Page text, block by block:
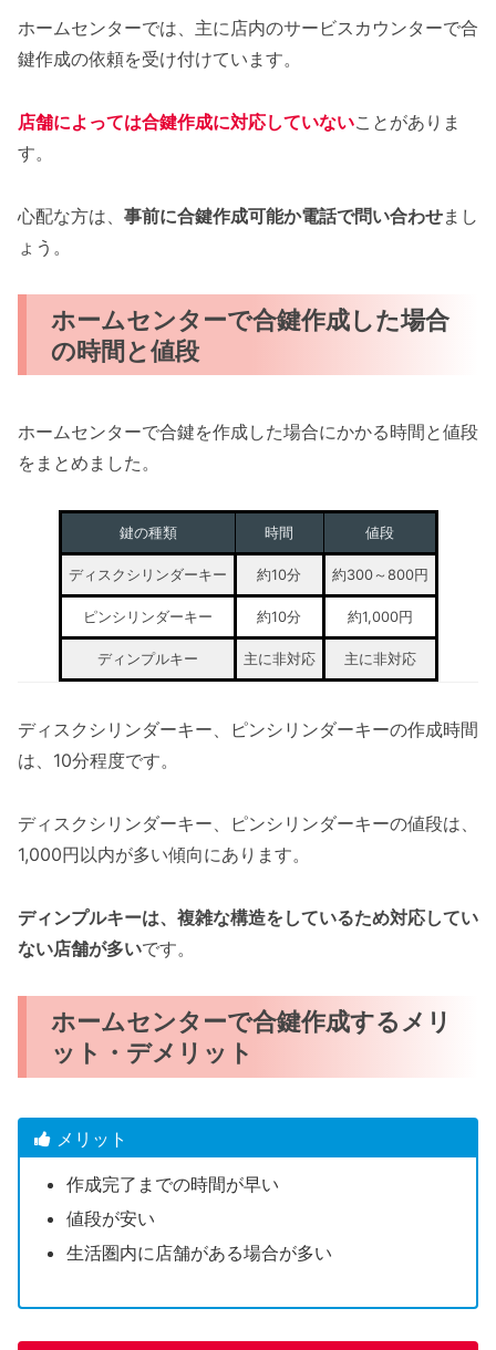
ホームセンターでは、主に店内のサービスカウンターで合
鍵作成の依頼を受け付けています。
店舗によっては合鍵作成に対応していないことがありま
す。
心配な方は、 事前に合鍵作成可能か電話で問い合わせまし
ょう。
ホームセンターで合鍵作成した場合
の時間と値段
ホームセンターで合鍵を作成した場合にかかる時間と値段
をまとめました。
鍵の種類 時間 値段
ディスクシリンダーキー 約10分 約300～800円
ピンシリンダーキー 約10分 約1,000円
ディンプルキー 主に非対応 主に非対応
ディスクシリンダーキー、ピンシリンダーキーの作成時間
は、10分程度です。
ディスクシリンダーキー、ピンシリンダーキーの値段は、
1,000円以内が多い傾向にあります。
ディンプルキーは、複雑な構造をしているため対応してい
ない店舗が多いです。
ホームセンターで合鍵作成するメリ
ット・デメリット
メリット
作成完了までの時間が早い
値段が安い
生活圏内に店舗がある場合が多い